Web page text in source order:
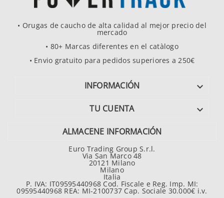
• Orugas de caucho de alta calidad al mejor precio del
mercado
• 80+ Marcas diferentes en el catàlogo
• Envio gratuito para pedidos superiores a 250€
INFORMACIÓN 
TU CUENTA 
ALMACENE INFORMACIÓN
Euro Trading Group S.r.l.
Via San Marco 48
20121 Milano
Milano
Italia
P. IVA: IT09595440968 Cod. Fiscale e Reg. Imp. MI:
09595440968 REA: MI-2100737 Cap. Sociale 30.000€ i.v.